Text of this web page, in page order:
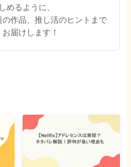
めるように、
作品、推し活のヒントまで
届けします！